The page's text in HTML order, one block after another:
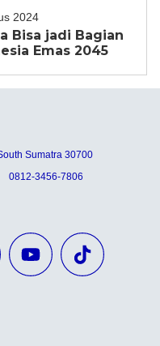
2024
Bisa jadi Bagian
Emas 2045
Sumatra 30700
0812-3456-7806